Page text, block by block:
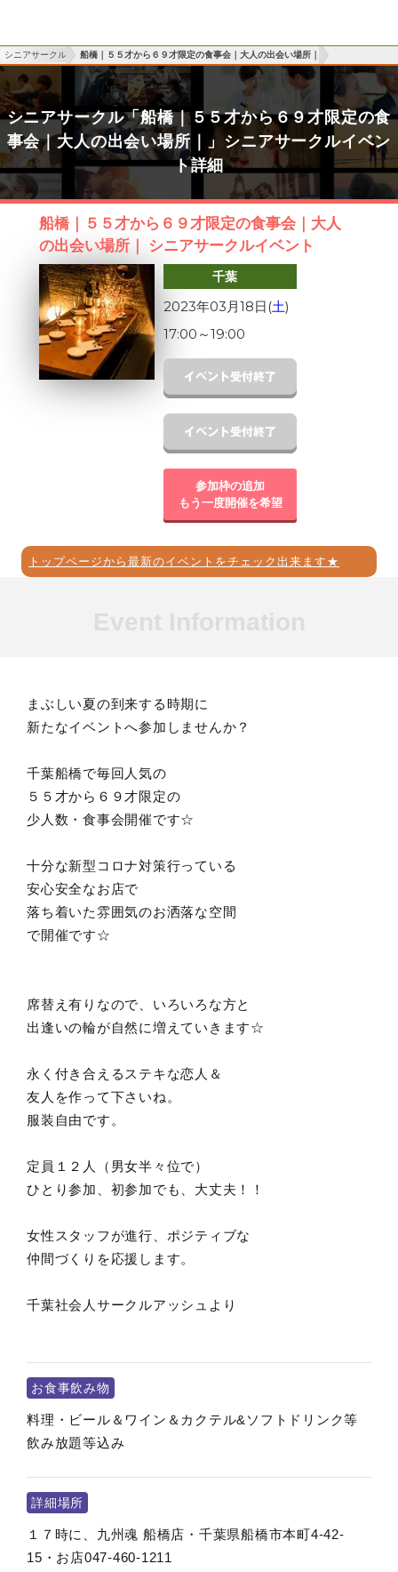
シニアサークル 船橋｜５５才から６９才限定の食事会｜大人の出会い場所｜
シニアサークル「船橋｜５５才から６９才限定の食
事会｜大人の出会い場所｜」シニアサークルイベン
ト詳細
船橋｜５５才から６９才限定の食事会｜大人
の出会い場所｜ シニアサークルイベント
千葉
2023年03月18日(土)
17:00 ～19:00
参加枠の追加
もう一度開催を希望
トップページから最新のイベントをチェック出来ます★
まぶしい夏の到来する時期に
新たなイベントへ参加しませんか？
千葉船橋で毎回人気の
５５才から６９才限定の
少人数・食事会開催です☆
十分な新型コロナ対策行っている
安心安全なお店で
落ち着いた雰囲気のお洒落な空間
で開催です☆
席替え有りなので、いろいろな方と
出逢いの輪が自然に増えていきます☆
永く付き合えるステキな恋人＆
友人を作って下さいね。
服装自由です。
定員１２人（男女半々位で）
ひとり参加、初参加でも、大丈夫！！
女性スタッフが進行、ポジティブな
仲間づくりを応援します。
千葉社会人サークルアッシュより
お食事飲み物
料理・ビール＆ワイン＆カクテル&ソフトドリンク等
飲み放題等込み
詳細場所
１７時に、九州魂 船橋店・千葉県船橋市本町4-42-
15・お店047-460-1211